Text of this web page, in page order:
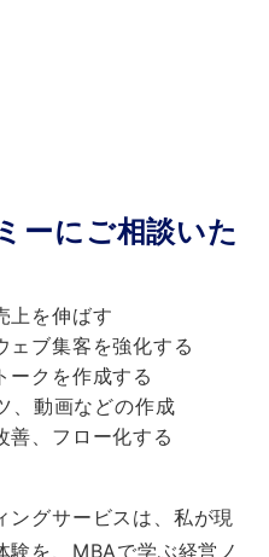
ーにご相談いた
上を伸ばす
ェブ集客を強化する
ークを作成する
、動画などの作成
善、フロー化する
ングサービスは、私が現
験を、MBAで学ぶ経営ノ